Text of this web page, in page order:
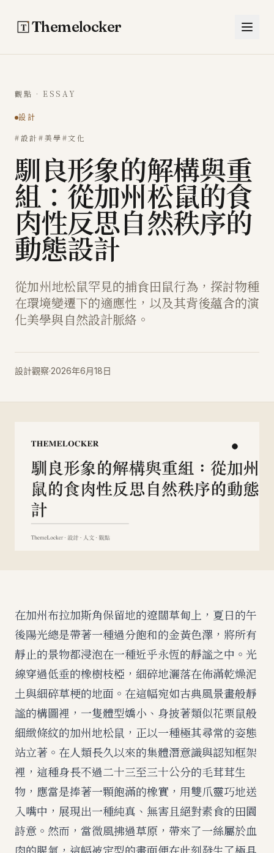
Themelocker
觀點 · ESSAY
設計
#設計#美學#文化
馴良形象的解構與重
組：從加州松鼠的食
肉性反思自然秩序的
動態設計
從加州地松鼠罕見的捕食田鼠行為，探討物種
在環境變遷下的適應性，以及其背後蘊含的演
化美學與自然設計脈絡。
設計觀察·2026年6月18日
在加州布拉加斯角保留地的遼闊草甸上，夏日的午
後陽光總是帶著一種過分飽和的金黃色澤，將所有
靜止的景物都浸泡在一種近乎永恆的靜謐之中。光
線穿過低垂的橡樹枝椏，細碎地灑落在佈滿乾燥泥
土與細碎草梗的地面。在這幅宛如古典風景畫般靜
謐的構圖裡，一隻體型嬌小、身披著類似花栗鼠般
細緻條紋的加州地松鼠，正以一種極其尋常的姿態
站立著。在人類長久以來的集體潛意識與認知框架
裡，這種身長不過二十三至三十公分的毛茸茸生
物，應當是捧著一顆飽滿的橡實，用雙爪靈巧地送
入嘴中，展現出一種純真、無害且絕對素食的田園
詩意。然而，當微風拂過草原，帶來了一絲屬於血